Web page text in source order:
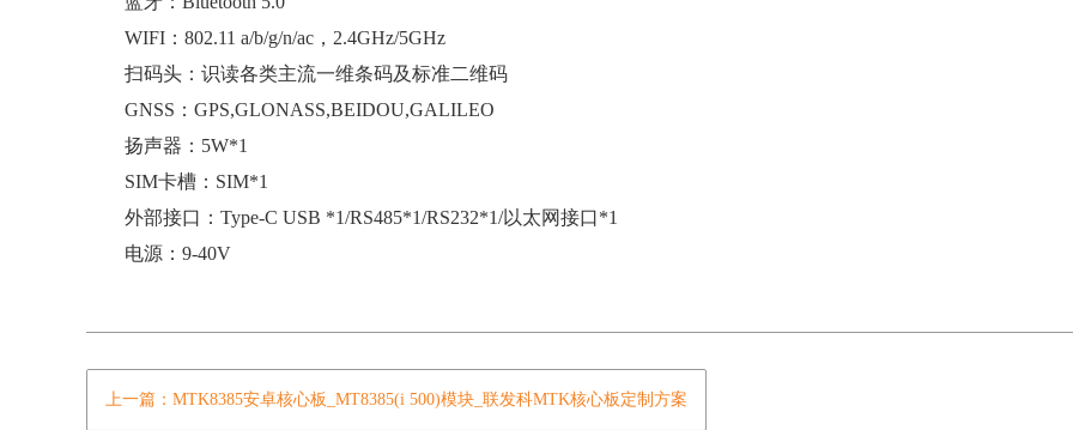
WIFI：802.11 a/b/g/n/ac，2.4GHz/5GHz
扫码头：识读各类主流一维条码及标准二维码
GNSS：GPS,GLONASS,BEIDOU,GALILEO
扬声器：5W*1
SIM卡槽：SIM*1
外部接口：Type-C USB *1/RS485*1/RS232*1/以太网接口*1
电源：9-40V
上一篇：MTK8385安卓核心板_MT8385(i 500)模块_联发科MTK核心板定制方案